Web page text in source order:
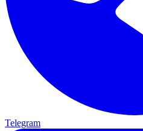
Telegram